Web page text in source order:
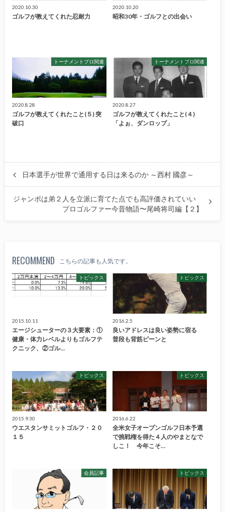
2020.10.30
ゴルフが教えてくれた忍耐力
2020.10.20
昭和30年・ゴルフとの出会い
トーナメントプロ関連
2020.8.28
ゴルフが教えてくれたこと(５) 突
破口
トーナメントプロ関連
2020.8.27
ゴルフが教えてくれたこと(４)
「よぉ、ダンロップ」
日本選手が世界で通用する日は来るのか ～西村 國彦～
ジャンボは弟２人を立派に育てた点でも高評価されていい
プロゴルファー今昔物語〜尾崎将司編【２】
RECOMMEND こちらの記事も人気です。
トピックス
2015.10.11
エージシューターの３大要素：①
健康・体力レベルよりもゴルフテ
クニック、②ゴル…
トピックス
2016.2.5
良いアドレスは良い姿勢に宿る
普段も背筋ピーンと
トピックス
2015.9.30
ウエスタンサミットゴルフ・２０
１５
トピックス
2016.6.22
全米女子オープンゴルフ日本予選
で挑戦権を得た４人のやまとなで
しこ！ 今年こそ…
会員記事 トピックス